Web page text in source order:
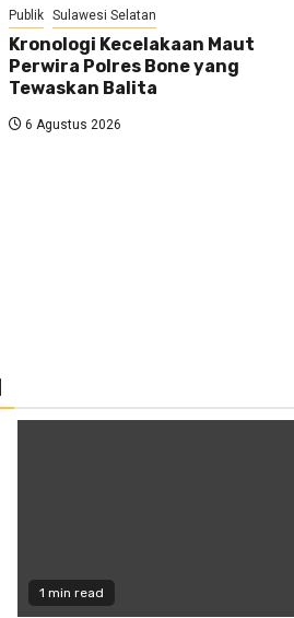
Publik Sulawesi Selatan
Kronologi Kecelakaan Maut
Perwira Polres Bone yang
Tewaskan Balita
6 Agustus 2026
1 min read